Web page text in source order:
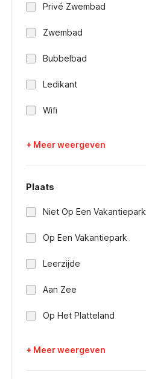
Privé Zwembad
Zwembad
Bubbelbad
Ledikant
Wifi
+ Meer weergeven
Plaats
Niet Op Een Vakantiepark
Op Een Vakantiepark
Leerzijde
Aan Zee
Op Het Platteland
+ Meer weergeven